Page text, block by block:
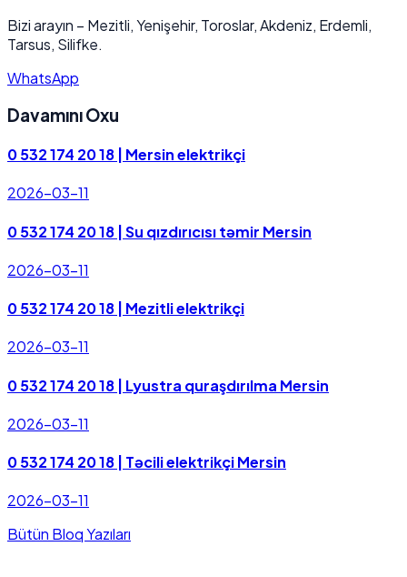
Bizi arayın – Mezitli, Yenişehir, Toroslar, Akdeniz, Erdemli,
Tarsus, Silifke.
WhatsApp
Davamını Oxu
0 532 174 20 18 | Mersin elektrikçi
2026-03-11
0 532 174 20 18 | Su qızdırıcısı təmir Mersin
2026-03-11
0 532 174 20 18 | Mezitli elektrikçi
2026-03-11
0 532 174 20 18 | Lyustra quraşdırılma Mersin
2026-03-11
0 532 174 20 18 | Təcili elektrikçi Mersin
2026-03-11
Bütün Bloq Yazıları